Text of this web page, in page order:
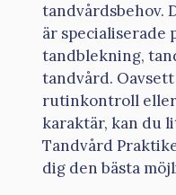
tandvårdsbehov.
är specialiserade
tandblekning,
tandvård.
rutinkontroll
karaktär, kan du
Tandvård
dig den bästa